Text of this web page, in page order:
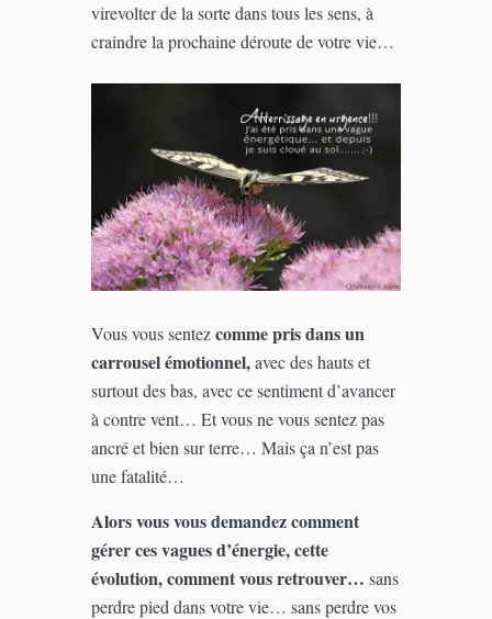
virevolter de la sorte dans tous les sens, à
craindre la prochaine déroute de votre vie…
Vous vous sentezcomme pris dans un
carrousel émotionnel,avec des hauts et
surtout des bas, avec ce sentiment d’avancer
à contre vent… Et vous ne vous sentez pas
ancré et bien sur terre… Mais ça n’est pas
une fatalité…
Alors vous vous demandez comment
gérer ces vagues d’énergie, cette
évolution, comment vous retrouver… sans
perdre pied dans votre vie… sans perdre vos